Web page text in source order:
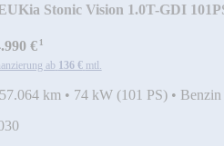
Kia Stonic Vision 1.0T-GDI
€¹
ab 136 € mtl.
57.064 km • 74 kW (101 PS) • Benzin